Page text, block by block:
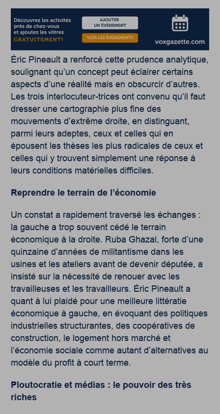
Éric Pineault a renforcé cette prudence analytique,
soulignant qu’un concept peut éclairer certains
aspects d’une réalité mais en obscurcir d’autres.
Les trois interlocuteur-trices ont convenu qu’il faut
dresser une cartographie plus fine des
mouvements d’extrême droite, en distinguant,
parmi leurs adeptes, ceux et celles qui en
épousent les thèses les plus radicales de ceux et
celles qui y trouvent simplement une réponse à
leurs conditions matérielles difficiles.
Reprendre le terrain de l’économie
Un constat a rapidement traversé les échanges :
la gauche a trop souvent cédé le terrain
économique à la droite. Ruba Ghazal, forte d’une
quinzaine d’années de militantisme dans les
usines et les ateliers avant de devenir députée, a
insisté sur la nécessité de renouer avec les
travailleuses et les travailleurs. Éric Pineault a
quant à lui plaidé pour une meilleure littératie
économique à gauche, en évoquant des politiques
industrielles structurantes, des coopératives de
construction, le logement hors marché et
l’économie sociale comme autant d’alternatives au
modèle du profit à court terme.
Ploutocratie et médias : le pouvoir des très
riches